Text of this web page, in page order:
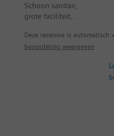
Schoon sanitair,
grote faciliteit,
allemaal erg vriendelijk,
Deze recensie is automatisch
beoordeling weergeven